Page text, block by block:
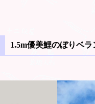
1.5m優美鯉のぼりベ